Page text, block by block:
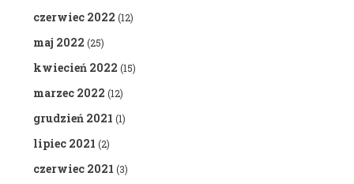
czerwiec 2022 (12)
maj 2022 (25)
kwiecień 2022 (15)
marzec 2022 (12)
grudzień 2021 (1)
lipiec 2021 (2)
czerwiec 2021 (3)